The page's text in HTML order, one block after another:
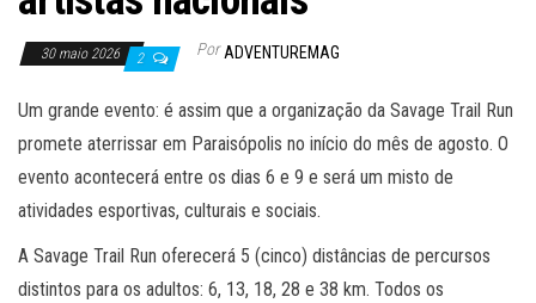
30 maio 2026 2 Por ADVENTUREMAG
Um grande evento: é assim que a organização da Savage Trail Run
promete aterrissar em Paraisópolis no início do mês de agosto. O
evento acontecerá entre os dias 6 e 9 e será um misto de
atividades esportivas, culturais e sociais.
A Savage Trail Run oferecerá 5 (cinco) distâncias de percursos
distintos para os adultos: 6, 13, 18, 28 e 38 km. Todos os